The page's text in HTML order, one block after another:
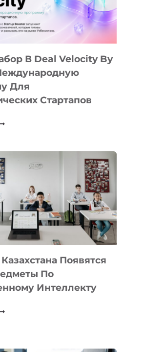
В Deal Velocity By
Для
Стартапов
Появятся
По
Интеллекту